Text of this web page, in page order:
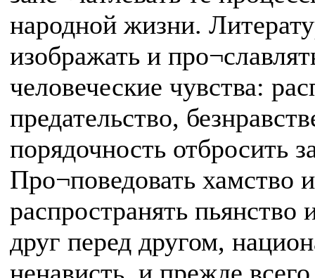
народной жизни.
изображать и
человеческие чувства:
предательство,
порядочность отбросить
Про¬поведовать хамство
распространять
друг перед другом,